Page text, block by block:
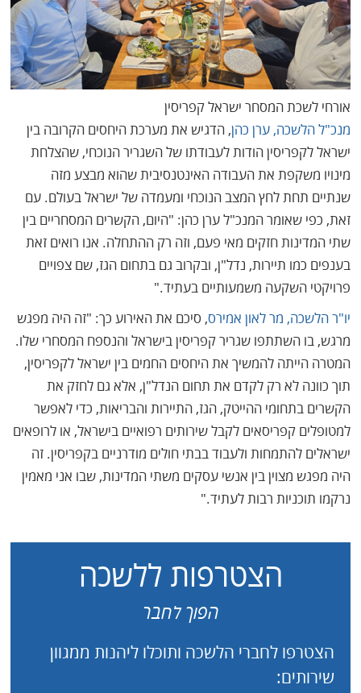
אורחי לשכת המסחר ישראל קפריסין
מנכ"ל הלשכה, ערן כהן, הדגיש את מערכת היחסים הקרובה בין
ישראל לקפריסין הודות לעבודתו של השגריר הנוכחי, שהצלחת
מינויו משקפת את העבודה האינטנסיבית שהוא מבצע מזה
שנתיים תחת לחץ המצב הנוכחי ומעמדה של ישראל בעולם. עם
זאת, כפי שאומר המנכ"ל ערן כהן: "היום, הקשרים המסחריים בין
שתי המדינות חזקים מאי פעם, וזה רק ההתחלה. אנו רואים זאת
בענפים כמו תיירות, נדל"ן, ובקרוב גם בתחום הגז, שם צפויים
פרויקטי השקעה משמעותיים בעתיד."
יו"ר הלשכה, מר לאון אמירס, סיכם את האירוע כך: "זה היה מפגש
מרגש, בו השתתפו שגריר קפריסין בישראל והנספח המסחרי שלו.
המטרה הייתה להמשיך את היחסים החמים בין ישראל לקפריסין,
תוך כוונה לא רק לקדם את תחום הנדל"ן, אלא גם לחזק את
הקשרים בתחומי ההייטק, הגז, התיירות והבריאות, כדי לאפשר
למטופלים קפריסאים לקבל שירותים רפואיים בישראל, או לרופאים
ישראלים להתמחות ולעבוד בבתי חולים מודרניים בקפריסין. זה
היה מפגש מצוין בין אנשי עסקים משתי המדינות, שבו אני מאמין
נרקמו תוכניות רבות לעתיד."
הצטרפות ללשכה
הפוך לחבר
הצטרפו לחברי הלשכה ותוכלו ליהנות ממגוון
שירותים: